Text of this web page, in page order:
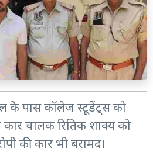
के पास कॉलेज स्टूडेंट्स को
चालक रितिक शाक्य को
की कार भी बरामद।